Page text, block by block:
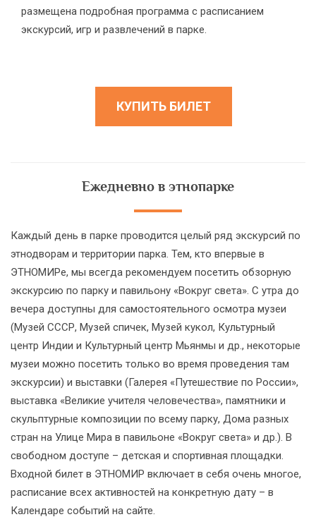
размещена подробная программа с расписанием
экскурсий, игр и развлечений в парке.
КУПИТЬ БИЛЕТ
Ежедневно в этнопарке
Каждый день в парке проводится целый ряд экскурсий по
этнодворам и территории парка. Тем, кто впервые в
ЭТНОМИРе, мы всегда рекомендуем посетить обзорную
экскурсию по парку и павильону «Вокруг света». С утра до
вечера доступны для самостоятельного осмотра музеи
(Музей СССР, Музей спичек, Музей кукол, Культурный
центр Индии и Культурный центр Мьянмы и др., некоторые
музеи можно посетить только во время проведения там
экскурсии) и выставки (Галерея «Путешествие по России»,
выставка «Великие учителя человечества», памятники и
скульптурные композиции по всему парку, Дома разных
стран на Улице Мира в павильоне «Вокруг света» и др.). В
свободном доступе – детская и спортивная площадки.
Входной билет в ЭТНОМИР включает в себя очень многое,
расписание всех активностей на конкретную дату – в
Календаре событий на сайте.